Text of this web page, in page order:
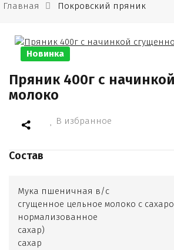
Главная Покровский пряник
Новинка
Пряник 400г с
молоко
В избранное
Состав
Мука пшеничная в/с
сгущенное цельное молоко с
нормализованное
сахар)
сахар